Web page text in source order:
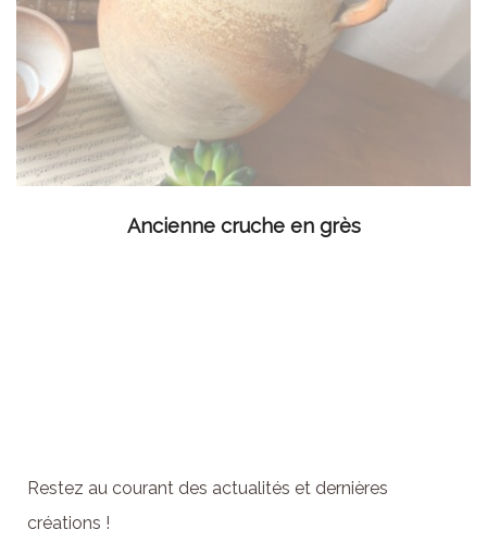
LIRE LA SUITE
Ancienne cruche en grès
Restez au courant des actualités et dernières
créations !